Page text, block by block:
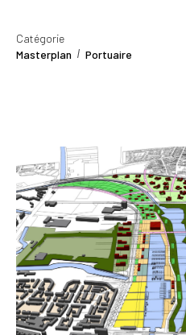
Catégorie
Masterplan
Portuaire